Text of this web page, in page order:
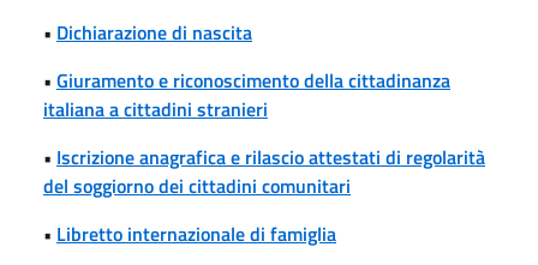
• Dichiarazione di nascita
• Giuramento e riconoscimento della cittadinanza
italiana a cittadini stranieri
• Iscrizione anagrafica e rilascio attestati di regolarità
del soggiorno dei cittadini comunitari
• Libretto internazionale di famiglia